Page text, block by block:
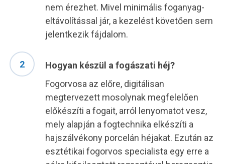
nem érezhet. Mivel minimális foganyag-
eltávolítással jár, a kezelést követően sem
jelentkezik fájdalom.
Hogyan készül a fogászati héj?
Fogorvosa az előre, digitálisan
megtervezett mosolynak megfelelően
előkészíti a fogait, arról lenyomatot vesz,
mely alapján a fogtechnika elkészíti a
hajszálvékony porcelán héjakat. Ezután az
esztétikai fogorvos specialista egy erre a